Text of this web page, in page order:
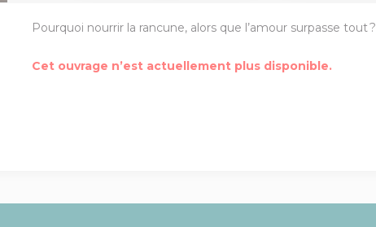
Pourquoi nourrir la rancune, alors que l’amour surpasse tout ?
Cet ouvrage n’est actuellement plus disponible.